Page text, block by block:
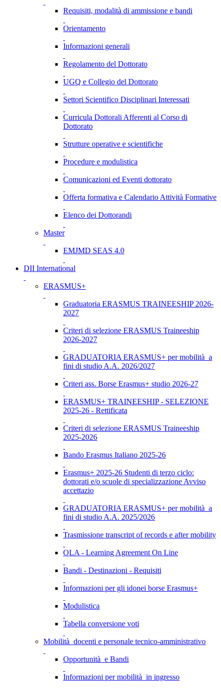
Requisiti, modalità di ammissione e bandi
Orientamento
Informazioni generali
Regolamento del Dottorato
UGQ e Collegio del Dottorato
Settori Scientifico Disciplinari Interessati
Curricula Dottorali Afferenti al Corso di
Dottorato
Strutture operative e scientifiche
Procedure e modulistica
Comunicazioni ed Eventi dottorato
Offerta formativa e Calendario Attività Formative
Elenco dei Dottorandi
Master
EMJMD SEAS 4.0
DII International
ERASMUS+
Graduatoria ERASMUS TRAINEESHIP 2026-
2027
Criteri di selezione ERASMUS Traineeship
2026-2027
GRADUATORIA ERASMUS+ per mobilità a
fini di studio A.A. 2026/2027
Criteri ass. Borse Erasmus+ studio 2026-27
ERASMUS+ TRAINEESHIP - SELEZIONE
2025-26 - Rettificata
Criteri di selezione ERASMUS Traineeship
2025-2026
Bando Erasmus Italiano 2025-26
Erasmus+ 2025-26 Studenti di terzo ciclo:
dottorati e/o scuole di specializzazione Avviso
accettazio
GRADUATORIA ERASMUS+ per mobilità a
fini di studio A.A. 2025/2026
Trasmissione transcript of records e after mobility
OLA - Learning Agreement On Line
Bandi - Destinazioni - Requisiti
Informazioni per gli idonei borse Erasmus+
Modulistica
Tabella conversione voti
Mobilità docenti e personale tecnico-amministrativo
Opportunità e Bandi
Informazioni per mobilità in ingresso